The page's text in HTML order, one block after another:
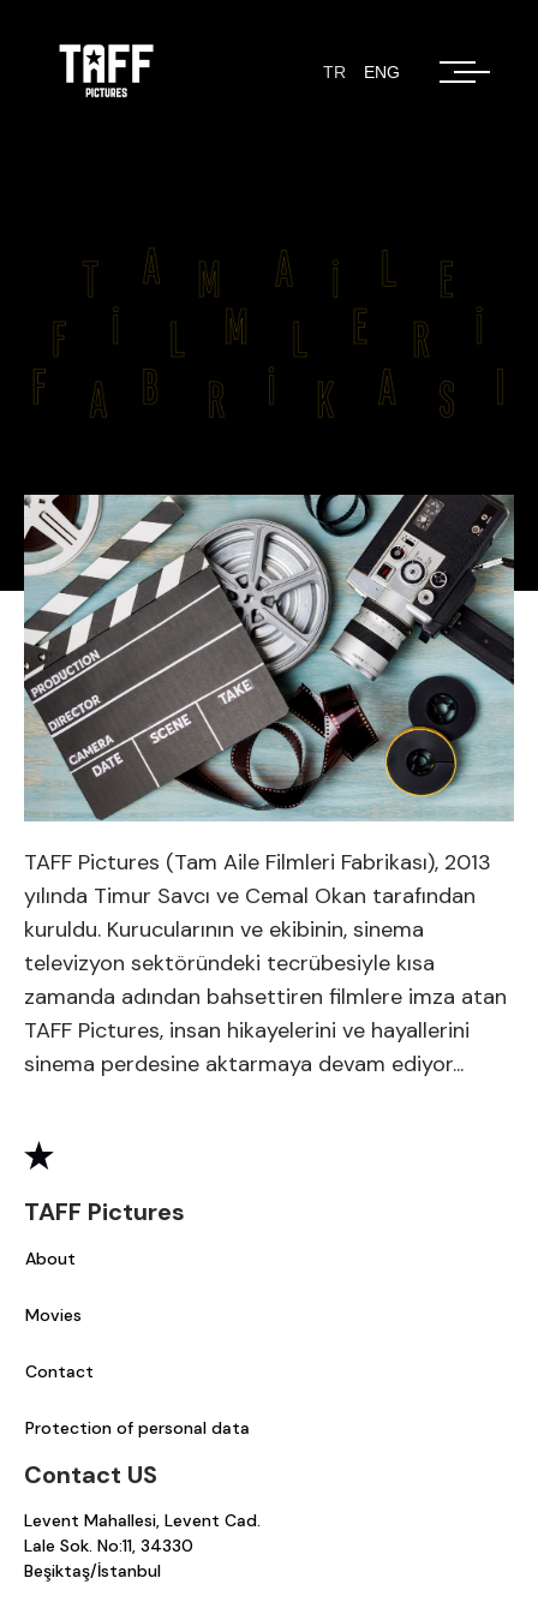
TR ENG
TAFF Pictures (Tam Aile Filmleri Fabrikası), 2013
yılında Timur Savcı ve Cemal Okan tarafından
kuruldu. Kurucularının ve ekibinin, sinema
televizyon sektöründeki tecrübesiyle kısa
zamanda adından bahsettiren filmlere imza atan
TAFF Pictures, insan hikayelerini ve hayallerini
sinema perdesine aktarmaya devam ediyor...
TAFF Pictures
About
Movies
Contact
Protection of personal data
Contact US
Levent Mahallesi, Levent Cad.
Lale Sok. No:11, 34330
Beşiktaş/İstanbul